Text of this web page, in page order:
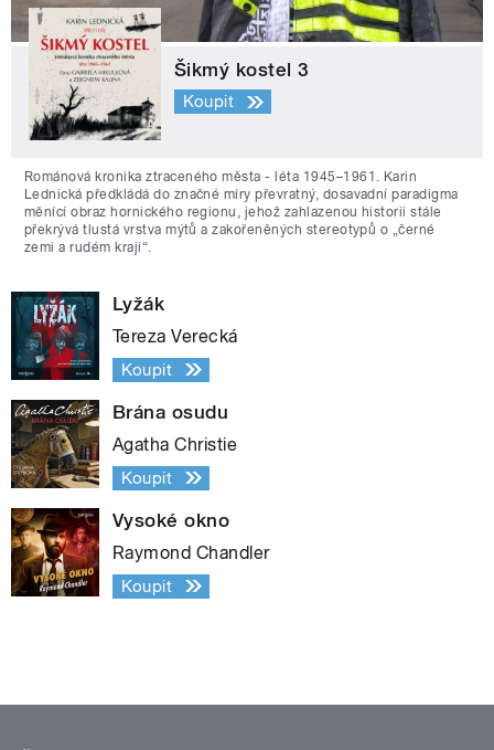
Šikmý kostel 3
Koupit
Románová kronika ztraceného města - léta 1945–1961. Karin
Lednická předkládá do značné míry převratný, dosavadní paradigma
měnící obraz hornického regionu, jehož zahlazenou historii stále
překrývá tlustá vrstva mýtů a zakořeněných stereotypů o „černé
zemi a rudém kraji“.
Lyžák
Tereza Verecká
Koupit
Brána osudu
Agatha Christie
Koupit
Vysoké okno
Raymond Chandler
Koupit